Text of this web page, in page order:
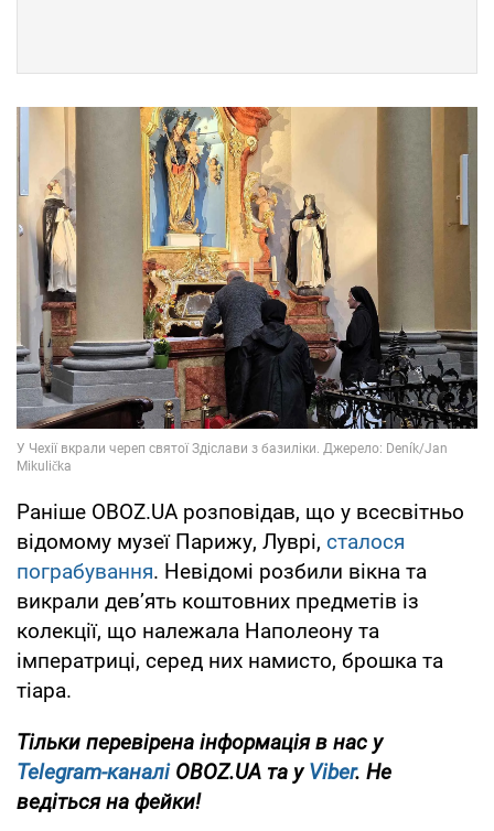
Раніше OBOZ.UA розповідав, що у всесвітньо
відомому музеї Парижу, Луврі, сталося
пограбування. Невідомі розбили вікна та
викрали дев’ять коштовних предметів із
колекції, що належала Наполеону та
імператриці, серед них намисто, брошка та
тіара.
Тільки перевірена інформація в нас у
Telegram-каналіOBOZ.UA та уViber. Не
ведіться на фейки!